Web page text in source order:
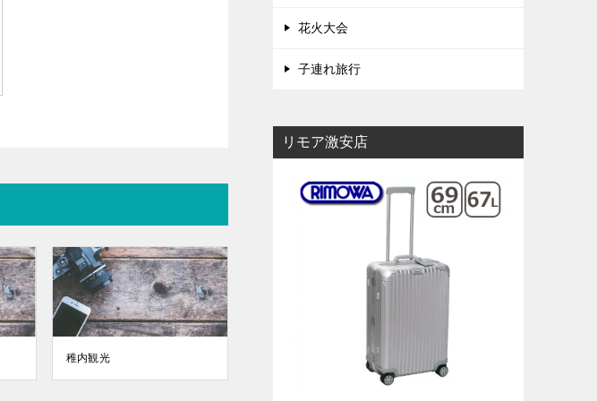
稚内観光
花火大会
子連れ旅行
リモア激安店